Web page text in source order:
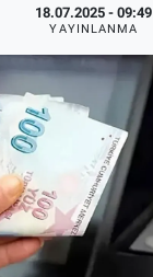
18.07.2025 - 09:49
YAYINLANMA